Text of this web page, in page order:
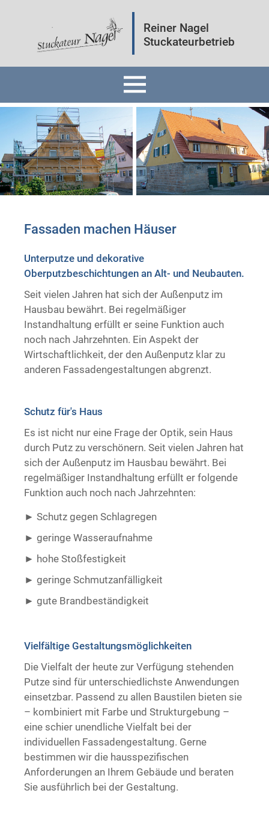
Reiner Nagel
Stuckateurbetrieb
Fassaden
Innenräume
Mineralputz
Wärmedämmung
Trockenausbau
Fassaden machen Häuser
Unterputze und dekorative
Oberputzbeschichtungen an Alt- und Neubauten.
Seit vielen Jahren hat sich der Außenputz im
Hausbau bewährt. Bei regelmäßiger
Instandhaltung erfüllt er seine Funktion auch
noch nach Jahrzehnten. Ein Aspekt der
Wirtschaftlichkeit, der den Außenputz klar zu
anderen Fassadengestaltungen abgrenzt.
Schutz für's Haus
Es ist nicht nur eine Frage der Optik, sein Haus
durch Putz zu verschönern. Seit vielen Jahren hat
sich der Außenputz im Hausbau bewährt. Bei
regelmäßiger Instandhaltung erfüllt er folgende
Funktion auch noch nach Jahrzehnten:
Schutz gegen Schlagregen
geringe Wasseraufnahme
hohe Stoßfestigkeit
geringe Schmutzanfälligkeit
gute Brandbeständigkeit ​ ​
Vielfältige Gestaltungsmöglichkeiten
Die Vielfalt der heute zur Verfügung stehenden
Putze sind für unterschiedlichste Anwendungen
einsetzbar. Passend zu allen Baustilen bieten sie
– kombiniert mit Farbe und Strukturgebung –
eine schier unendliche Vielfalt bei der
individuellen Fassadengestaltung. Gerne
bestimmen wir die hausspezifischen
Anforderungen an Ihrem Gebäude und beraten
Sie ausführlich bei der Gestaltung.